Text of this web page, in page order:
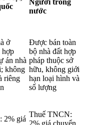
Người trong
nước
ở
hợp
án nhà
không
riêng
Được bán toàn
bộ nhà đất hợp
pháp thuộc sở
hữu, không giới
hạn loại hình và
số lượng
2% giá
Thuế TNCN: